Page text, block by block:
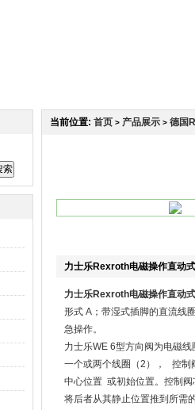
当前位置: 首页 > 产品展示 > 德国
力士乐Rexroth电磁操作直动
力士乐Rexroth电磁操作直动
形式 A；带湿式插脚的直流线
急操作。
力士乐WE 6型方向阀为电磁
一个或两个线圈（2）， 控制
中心位置 或初始位置。控制
将后者从其静止位置推到所需